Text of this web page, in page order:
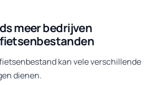
meer bedrijven
kan vele verschillende
dienen.